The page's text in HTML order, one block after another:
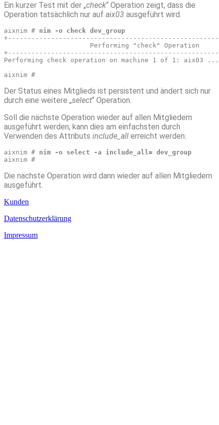
Ein kurzer Test mit der „check“ Operation zeigt, dass die
Operation tatsächlich nur auf aix03 ausgeführt wird.
aixnim # nim -o check dev_group
Performing "check" Operation
Performing check operation on machine 1 of 1: aix03 ...
aixnim #
Der Status eines Mitglieds ist persistent und ändert sich nur
durch eine weitere „select“ Operation.
Soll die nächste Operation wieder auf allen Mitgliedern
ausgeführt werden, kann dies am einfachsten durch
Verwenden des Attributs include_all erreicht werden:
aixnim # nim -o select -a include_all= dev_group
aixnim #
Die nächste Operation wird dann wieder auf allen Mitgliedern
ausgeführt.
Kunden
Datenschutzerklärung
Impressum